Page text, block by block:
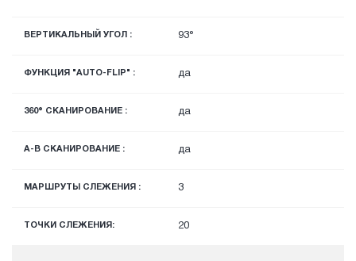
ВЕРТИКАЛЬНЫЙ УГОЛ : 93°
ФУНКЦИЯ "AUTO-FLIP" : да
360° СКАНИРОВАНИЕ : да
A-B СКАНИРОВАНИЕ : да
МАРШРУТЫ СЛЕЖЕНИЯ : 3
ТОЧКИ СЛЕЖЕНИЯ: 20